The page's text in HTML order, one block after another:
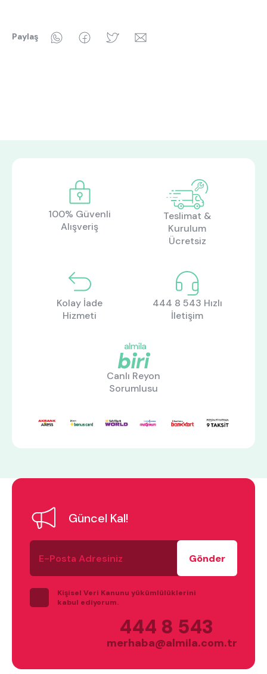
ne aramıştınız?
En çok ziyaret edilenler
toddler yatak
oyuncu sandalyesi
Paylaş WhatsAppFacebookTwitter
100% Güvenli
Alışveriş
Teslimat &
Kurulum
Ücretsiz
Kolay İade
Hizmeti
444 8 543 Hızlı
İletişim
Canlı Reyon
Sorumlusu
Güncel Kal!
E-
Posta
Adresiniz
Kişisel Veri Kanunu yükümlülüklerini
kabul ediyorum.
444 8 543
merhaba@almila.com.tr